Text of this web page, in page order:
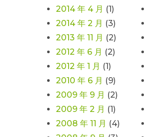
2014 年 4 月 (1)
2014 年 2 月 (3)
2013 年 11 月 (2)
2012 年 6 月 (2)
2012 年 1 月 (1)
2010 年 6 月 (9)
2009 年 9 月 (2)
2009 年 2 月 (1)
2008 年 11 月 (4)